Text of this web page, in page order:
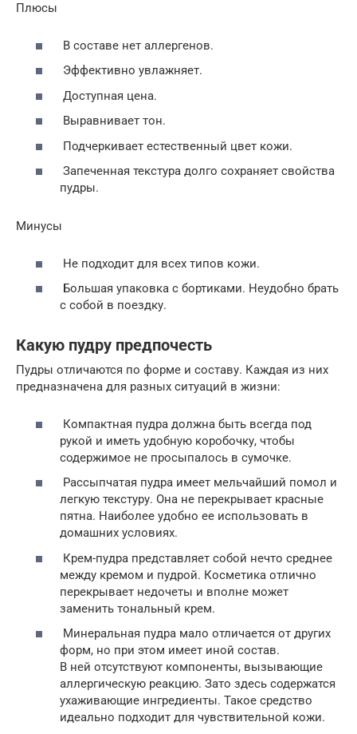
Плюсы
В составе нет аллергенов.
Эффективно увлажняет.
Доступная цена.
Выравнивает тон.
Подчеркивает естественный цвет кожи.
Запеченная текстура долго сохраняет свойства
пудры.
Минусы
Не подходит для всех типов кожи.
Большая упаковка с бортиками. Неудобно брать
с собой в поездку.
Какую пудру предпочесть
Пудры отличаются по форме и составу. Каждая из них
предназначена для разных ситуаций в жизни:
Компактная пудра должна быть всегда под
рукой и иметь удобную коробочку, чтобы
содержимое не просыпалось в сумочке.
Рассыпчатая пудра имеет мельчайший помол и
легкую текстуру. Она не перекрывает красные
пятна. Наиболее удобно ее использовать в
домашних условиях.
Крем-пудра представляет собой нечто среднее
между кремом и пудрой. Косметика отлично
перекрывает недочеты и вполне может
заменить тональный крем.
Минеральная пудра мало отличается от других
форм, но при этом имеет иной состав.
В ней отсутствуют компоненты, вызывающие
аллергическую реакцию. Зато здесь содержатся
ухаживающие ингредиенты. Такое средство
идеально подходит для чувствительной кожи.